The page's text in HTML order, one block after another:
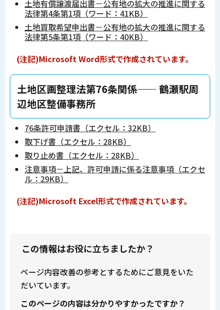
土地有償譲渡届出書－公有地の拡大の推進に関する
法律第4条第1項（ワード：41KB）
土地買取希望申出書－公有地の拡大の推進に関する
法律第5条第1項（ワード：40KB）
(注記)Microsoft Word形式で作成されています。
―――土地区画整理法第76条関係―― 鶴瀬駅周
辺地区整備事務所
76条許可申請書（エクセル：32KB）
取下げ書（エクセル：28KB）
取り止め書（エクセル：28KB）
注意事項－上記、許可申請に係る注意事項（エクセ
ル：29KB）
(注記)Microsoft Excel形式で作成されています。
この情報はお役に立ちましたか？
ページ内容改善の参考とするためにご意見をいた
だいています。
このページの内容は分かりやすかったですか？